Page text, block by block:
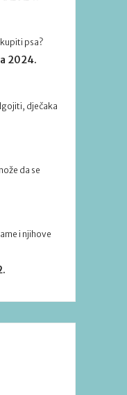
psa?
2024.
dječaka
da se
i njihove